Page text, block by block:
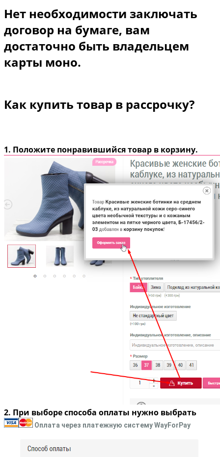
Нет необходимости заключать
договор на бумаге, вам
достаточно быть владельцем
карты моно.
Как купить товар в рассрочку?
1. Положите понравившийся товар в корзину.
2. При выборе способа оплаты нужно выбрать
Оплата через платежную систему WayForPay